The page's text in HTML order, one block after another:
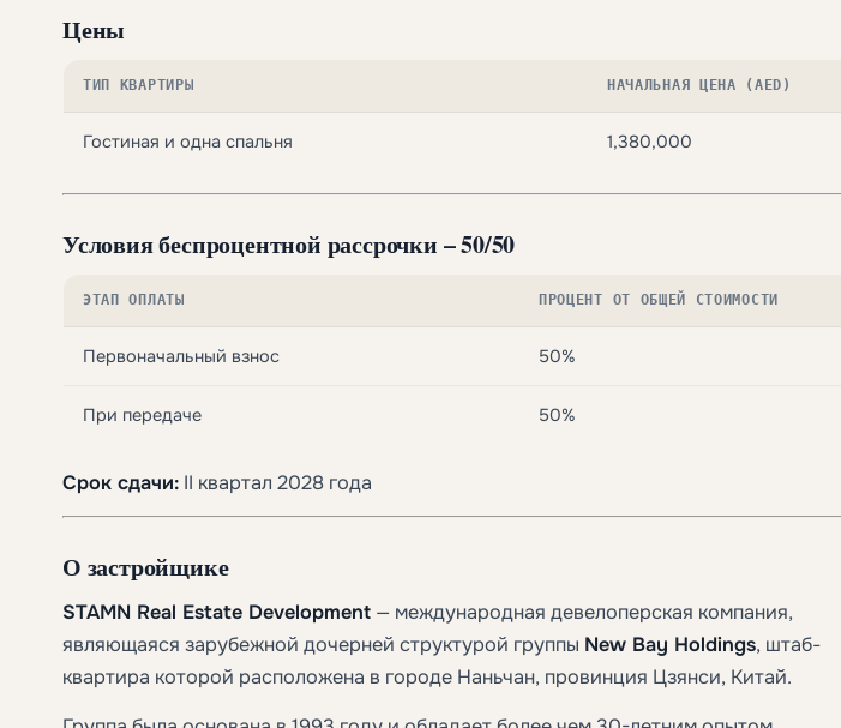
Цены
ТИП КВАРТИРЫ НАЧАЛЬНАЯ ЦЕНА (AED)
Гостиная и одна спальня 1,380,000
Условия беспроцентной рассрочки – 50/50
ЭТАП ОПЛАТЫ ПРОЦЕНТ ОТ ОБЩЕЙ СТОИМОСТИ
Первоначальный взнос 50%
При передаче 50%
Срок сдачи: II квартал 2028 года
О застройщике
STAMN Real Estate Development — международная девелоперская компания,
являющаяся зарубежной дочерней структурой группы New Bay Holdings, штаб-
квартира которой расположена в городе Наньчан, провинция Цзянси, Китай.